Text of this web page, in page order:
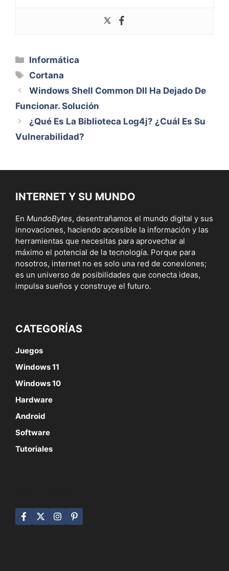
Categorías
Informática
Etiquetas
Cortana
Windows Shell Common Dll Ha Dejado De
Funcionar. Solución
¿Qué Es La Biblioteca Log4j? ¿Cuál Es Su
Vulnerabilidad?
INTERNET Y SU MUNDO
En MundoBytes, desentrañamos el mundo digital y sus
innovaciones, haciendo accesible la información y las
herramientas que necesitas para aprovechar al
máximo el potencial de la tecnología. Porque para
nosotros, internet no es solo una red de conexiones;
es un universo de posibilidades que conecta ideas,
impulsa sueños y construye el futuro.
CATEGORÍAS
Juegos
Windows 11
Windows 10
Hardware
Android
Software
Tutoriales